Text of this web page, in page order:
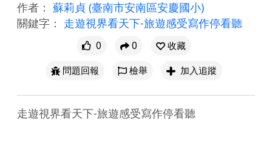
作者： 蘇莉貞 (臺南市安南區安慶國小)
關鍵字： 走遊視界看天下-旅遊感受寫作停看聽
0 0
收藏
問題回報
檢舉 加入追蹤